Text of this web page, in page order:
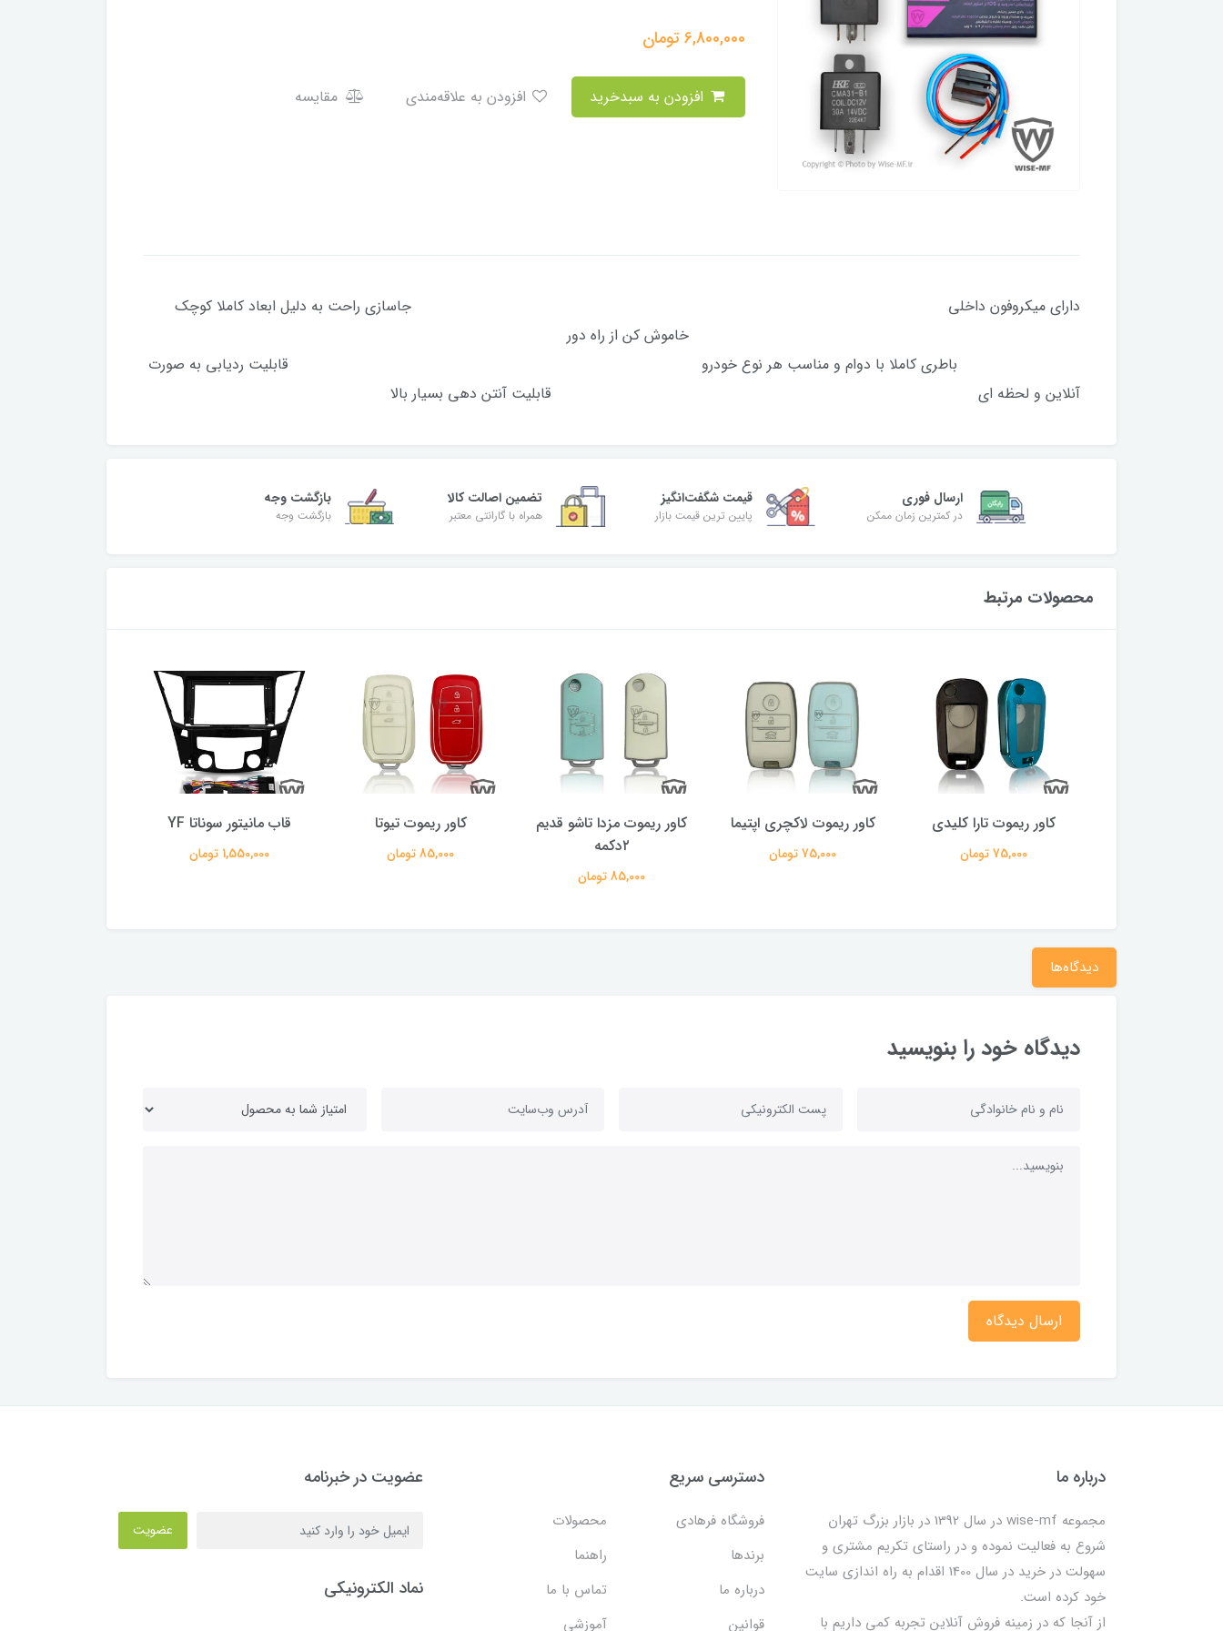
6,800,000تومان
مقایسه
دارای میکروفون داخلی جاسازی راحت به دلیل ابعاد کاملا کوچک
خاموش کن از راه دور
باطری کاملا با دوام و مناسب هر نوع خودرو قابلیت ردیابی به صورت
آنلاین و لحظه ای قابلیت آنتن دهی بسیار بالا
ارسال فوری
در کمترین زمان ممکن
قیمت شگفت‌انگیز
پایین ترین قیمت بازار
تضمین اصالت کالا
همراه با گارانتی معتبر
بازگشت وجه
بازگشت وجه
محصولات مرتبط
کاور ریموت تارا کلیدی
75,000 تومان
کاور ریموت لاکچری اپتیما
75,000 تومان
کاور ریموت مزدا تاشو قدیم
۲دکمه
85,000 تومان
کاور ریموت تیوتا
85,000 تومان
قاب مانیتور سوناتا YF
1,550,000 تومان
دیدگاه‌ها
دیدگاه خود را بنویسید
ارسال دیدگاه
درباره ما
مجموعه wise-mf در سال 1392 در بازار بزرگ تهران
شروع به فعالیت نموده و در راستای تکریم مشتری و
سهولت در خرید در سال 1400 اقدام به راه اندازی سایت
خود کرده است.
از آنجا که در زمینه فروش آنلاین تجربه کمی داریم با
دسترسی سریع
فروشگاه فرهادی
محصولات
برندها
راهنما
درباره ما
تماس با ما
قوانین
آموزشی
عضویت در خبرنامه
عضویت
نماد الکترونیکی